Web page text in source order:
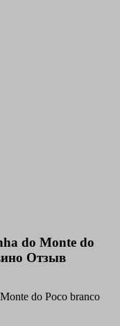
do Monte do
Отзыв